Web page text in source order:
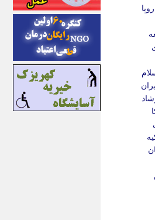
اینتیتر
ایونا نیوز
بازتاب آنلاین
باشگاه خبرنگاران
باغستان نیوز
بامبوک
ببین و بخون
بدینسان
بنکر